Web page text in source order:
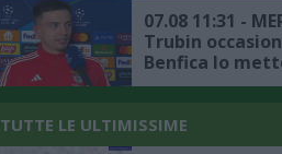
07.08 11:31 -
Trubin
Benfica lo
TUTTE LE ULTIMISSIME